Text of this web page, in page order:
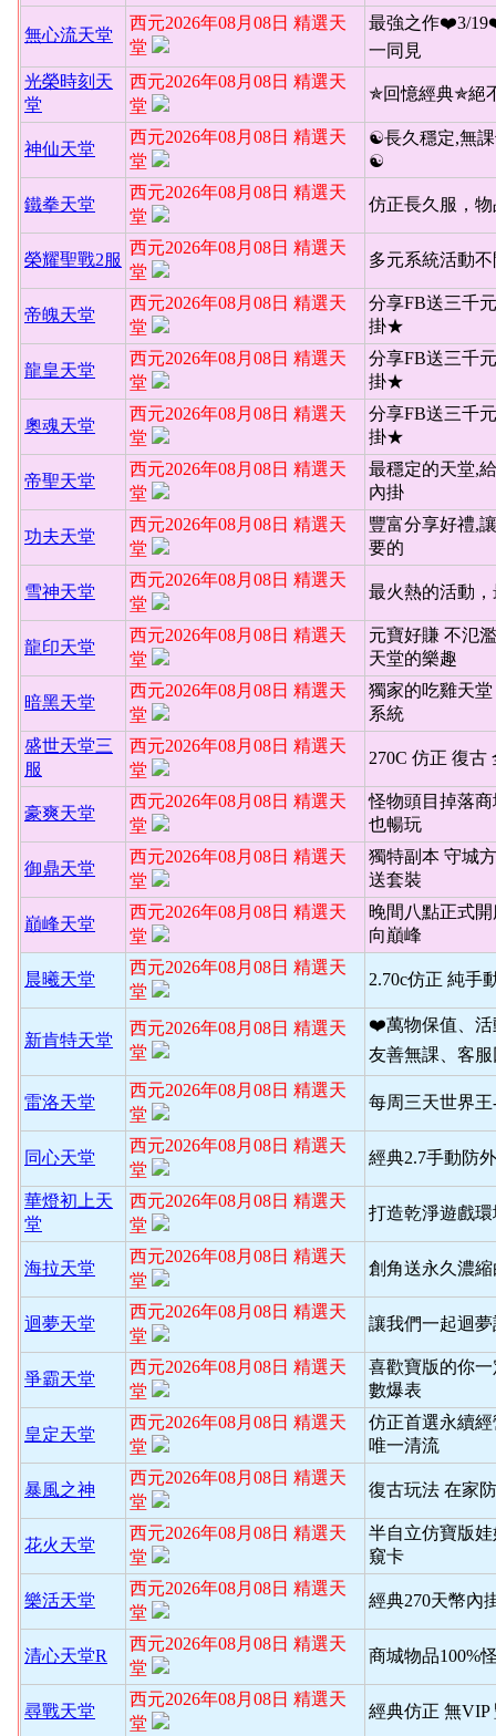
無心流天堂
西元2026年08月08日 精選天
堂
最強之作❤️3/
一同見
光榮時刻天
堂
西元2026年08月08日 精選天
堂
✯回憶經典✯絕
神仙天堂
西元2026年08月08日 精選天
堂
☯長久穩定,無
☯
鐵拳天堂
西元2026年08月08日 精選天
堂
仿正長久服，
榮耀聖戰2服
西元2026年08月08日 精選天
堂
多元系統活動
帝魄天堂
西元2026年08月08日 精選天
堂
分享FB送三千
掛★
龍皇天堂
西元2026年08月08日 精選天
堂
分享FB送三千
掛★
奧魂天堂
西元2026年08月08日 精選天
堂
分享FB送三千
掛★
帝聖天堂
西元2026年08月08日 精選天
堂
最穩定的天堂,
內掛
功夫天堂
西元2026年08月08日 精選天
堂
豐富分享好禮,
要的
雪神天堂
西元2026年08月08日 精選天
堂
最火熱的活動
龍印天堂
西元2026年08月08日 精選天
堂
元寶好賺 不氾
天堂的樂趣
暗黑天堂
西元2026年08月08日 精選天
堂
獨家的吃雞天
系統
盛世天堂三
服
西元2026年08月08日 精選天
堂
270C 仿正 復古
豪爽天堂
西元2026年08月08日 精選天
堂
怪物頭目掉落
也暢玩
御鼎天堂
西元2026年08月08日 精選天
堂
獨特副本 守城
送套裝
巔峰天堂
西元2026年08月08日 精選天
堂
晚間八點正式
向巔峰
晨曦天堂
西元2026年08月08日 精選天
堂
2.70c仿正 純手
新肯特天堂
西元2026年08月08日 精選天
堂
❤️萬物保值、活
友善無課、客
雷洛天堂
西元2026年08月08日 精選天
堂
每周三天世界
同心天堂
西元2026年08月08日 精選天
堂
經典2.7手動防
華燈初上天
堂
西元2026年08月08日 精選天
堂
打造乾淨遊戲
海拉天堂
西元2026年08月08日 精選天
堂
創角送永久濃
迴夢天堂
西元2026年08月08日 精選天
堂
讓我們一起迴
爭霸天堂
西元2026年08月08日 精選天
堂
喜歡寶版的你
數爆表
皇定天堂
西元2026年08月08日 精選天
堂
仿正首選永續
唯一清流
暴風之神
西元2026年08月08日 精選天
堂
復古玩法 在家
花火天堂
西元2026年08月08日 精選天
堂
半自立仿寶版
窺卡
樂活天堂
西元2026年08月08日 精選天
堂
經典270天幣內
清心天堂R
西元2026年08月08日 精選天
堂
商城物品100%
尋戰天堂
西元2026年08月08日 精選天
堂
經典仿正 無VIP